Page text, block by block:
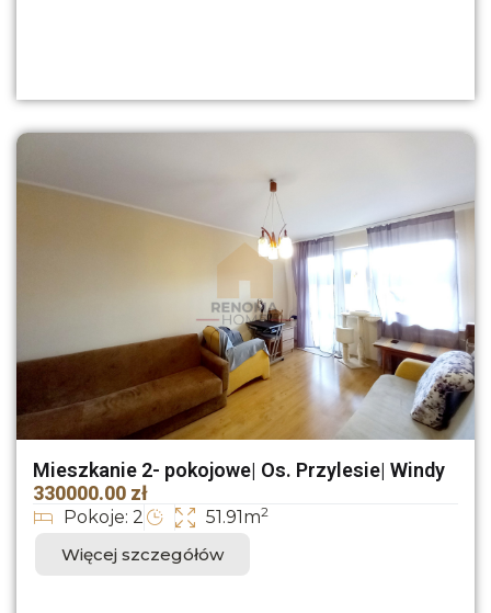
Mieszkanie 2- pokojowe| Os. Przylesie| Windy
330000.00 zł
Pokoje: 2 51.91m2
Więcej szczegółów